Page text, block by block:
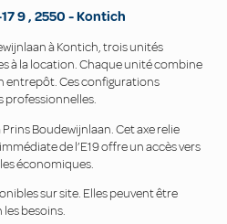
9, 2550 -Kontich
à Kontich, trois unités
à la location. Chaque unité combine
entrepôt. Ces configurations
professionnelles.
Boudewijnlaan. Cet axe relie
de l’E19 offre un accès vers
économiques.
sur site. Elles peuvent être
les besoins.